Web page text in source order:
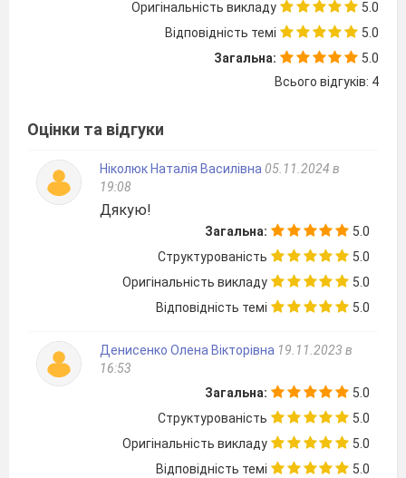
Оригінальність викладу
5.0
Відповідність темі
5.0
Загальна:
5.0
Всього відгуків: 4
Оцінки та відгуки
Ніколюк Наталія Василівна 05.11.2024 в
19:08
Дякую!
Загальна:
5.0
Структурованість
5.0
Оригінальність викладу
5.0
Відповідність темі
5.0
Денисенко Олена Вікторівна 19.11.2023 в
16:53
Загальна:
5.0
Структурованість
5.0
Оригінальність викладу
5.0
Відповідність темі
5.0